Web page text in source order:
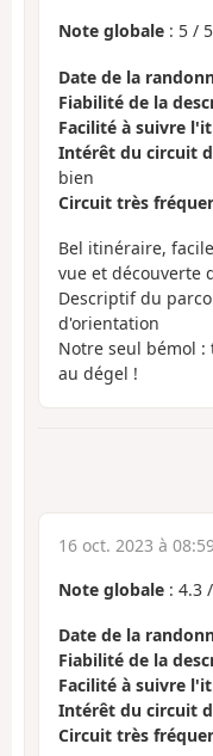
Note globale : 5 / 5
Date de la
Fiabilité de la
Facilité à suivre
Intérêt du circuit
bien
Circuit très
Bel itinéraire,
vue et découverte
Descriptif du
d'orientation
Notre seul bémol
au dégel !
16 oct. 2023 à
Note globale : 4.3 /
Date de la
Fiabilité de la
Facilité à suivre
Intérêt du circuit
Circuit très